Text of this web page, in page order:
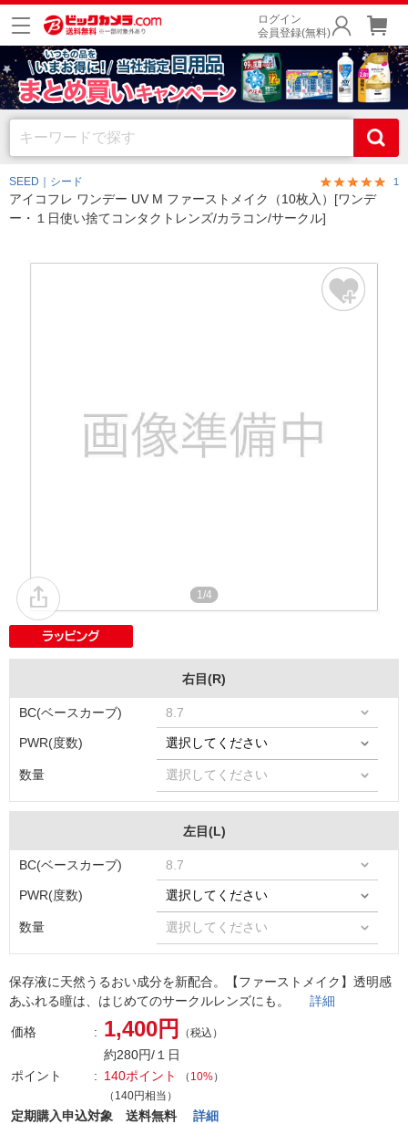
ログイン
会員登録(無料)
SEED｜シード 1
アイコフレ ワンデー UV M ファーストメイク（10枚入）[ワンデ
ー・１日使い捨てコンタクトレンズ/カラコン/サークル]
1/4
右目(R)
BC(ベースカーブ)
PWR(度数)
数量
左目(L)
BC(ベースカーブ)
PWR(度数)
数量
保存液に天然うるおい成分を新配合。【ファーストメイク】透明感
あふれる瞳は、はじめてのサークルレンズにも。 詳細
価格 1,400円 （税込）
約280円/１日
ポイント
140ポイント （ 10%）
（140円相当）
定期購入申込対象 送料無料 詳細